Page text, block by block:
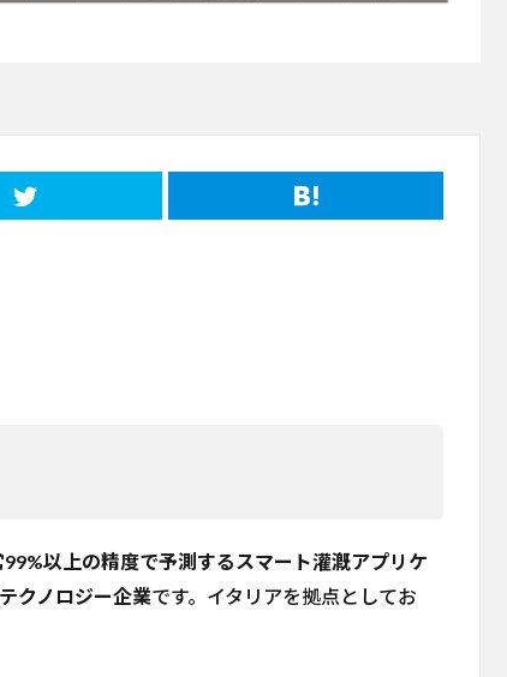
以上の精度で予測するスマート灌漑アプリケ
クノロジー企業です。イタリアを拠点としてお